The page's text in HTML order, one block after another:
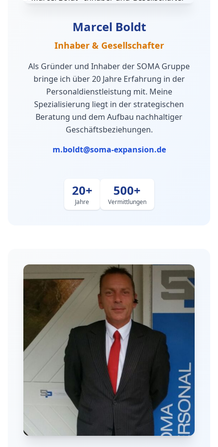
Marcel Boldt
Inhaber & Gesellschafter
Als Gründer und Inhaber der SOMA Gruppe
bringe ich über 20 Jahre Erfahrung in der
Personaldienstleistung mit. Meine
Spezialisierung liegt in der strategischen
Beratung und dem Aufbau nachhaltiger
Geschäftsbeziehungen.
m.boldt@soma-expansion.de
20+
Jahre
500+
Vermittlungen